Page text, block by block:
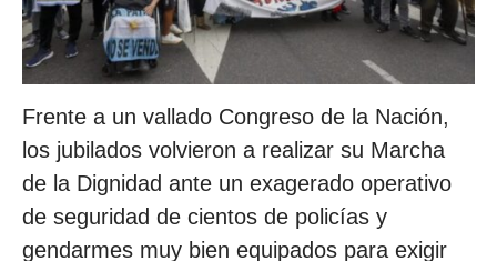
Frente a un vallado Congreso de la Nación,
los jubilados volvieron a realizar su Marcha
de la Dignidad ante un exagerado operativo
de seguridad de cientos de policías y
gendarmes muy bien equipados para exigir